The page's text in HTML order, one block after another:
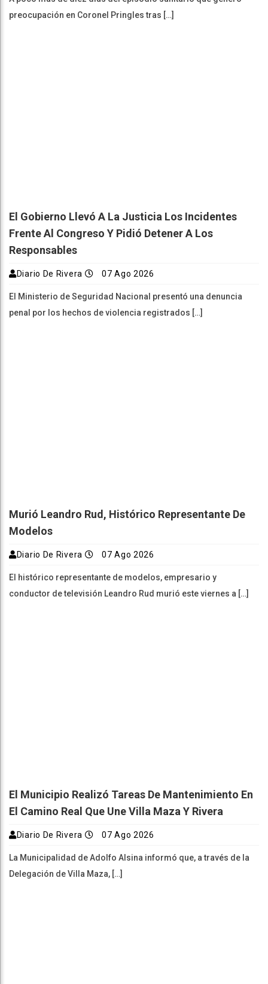
preocupación en Coronel Pringles tras […]
El Gobierno Llevó A La Justicia Los Incidentes
Frente Al Congreso Y Pidió Detener A Los
Responsables
Diario De Rivera 07 Ago 2026
El Ministerio de Seguridad Nacional presentó una denuncia
penal por los hechos de violencia registrados […]
Murió Leandro Rud, Histórico Representante De
Modelos
Diario De Rivera 07 Ago 2026
El histórico representante de modelos, empresario y
conductor de televisión Leandro Rud murió este viernes a […]
El Municipio Realizó Tareas De Mantenimiento En
El Camino Real Que Une Villa Maza Y Rivera
Diario De Rivera 07 Ago 2026
La Municipalidad de Adolfo Alsina informó que, a través de la
Delegación de Villa Maza, […]